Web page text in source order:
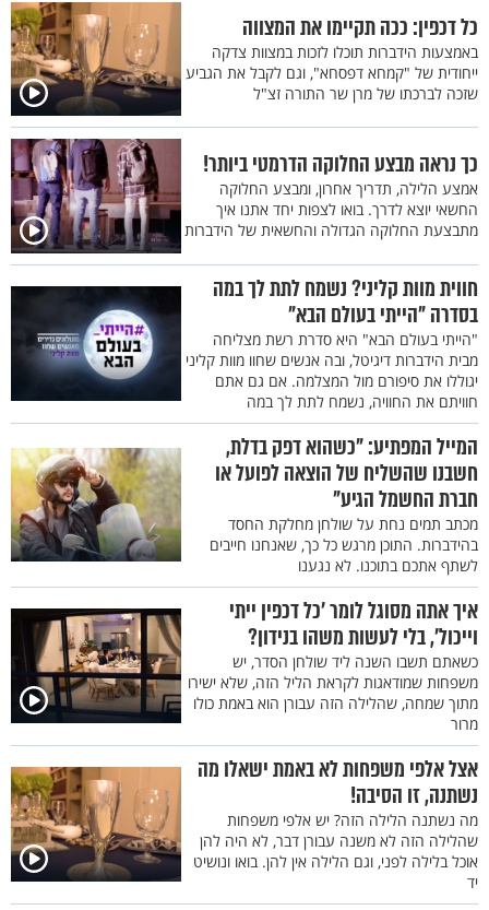
כל דכפין: ככה תקיימו את המצווה
באמצעות הידברות תוכלו לזכות במצוות צדקה
ייחודית של "קמחא דפסחא", וגם לקבל את הגביע
שזכה לברכתו של מרן שר התורה זצ"ל
כך נראה מבצע החלוקה הדרמטי ביותר!
אמצע הלילה, תדריך אחרון, ומבצע החלוקה
החשאי יוצא לדרך. בואו לצפות יחד אתנו איך
מתבצעת החלוקה הגדולה והחשאית של הידברות
חווית מוות קליני? נשמח לתת לך במה
בסדרה "הייתי בעולם הבא"
"הייתי בעולם הבא" היא סדרת רשת מצליחה
מבית הידברות דיגיטל, ובה אנשים שחוו מוות קליני
יגוללו את סיפורם מול המצלמה. אם גם אתם
חוויתם את החוויה, נשמח לתת לך במה
המייל המפתיע: "כשהוא דפק בדלת,
חשבנו שהשליח של הוצאה לפועל או
חברת החשמל הגיע"
מכתב תמים נחת על שולחן מחלקת החסד
בהידברות. התוכן מרגש כל כך, שאנחנו חייבים
לשתף אתכם בתוכנו. לא נגענו
איך אתה מסוגל לומר ’כל דכפין ייתי
וייכול’, בלי לעשות משהו בנידון?
כשאתם תשבו השנה ליד שולחן הסדר, יש
משפחות שמודאגות לקראת הליל הזה, שלא ישירו
מתוך שמחה, שהלילה הזה עבורן הוא באמת כולו
מרור
אצל אלפי משפחות לא באמת ישאלו מה
נשתנה, זו הסיבה!
מה נשתנה הלילה הזה? יש אלפי משפחות
שהלילה הזה לא משנה עבורן דבר, לא היה להן
אוכל בלילה לפני, וגם הלילה אין להן. בואו ונושיט
יד